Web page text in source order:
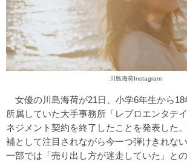
川島海荷Instagram
女優の川島海荷が21日、小学6年生から18
所属していた大手事務所「レプロエンタテ
ネジメント契約を終了したことを発表した
補として注目されながら今一つ弾けきれな
一部では「売り出し方が迷走していた」と